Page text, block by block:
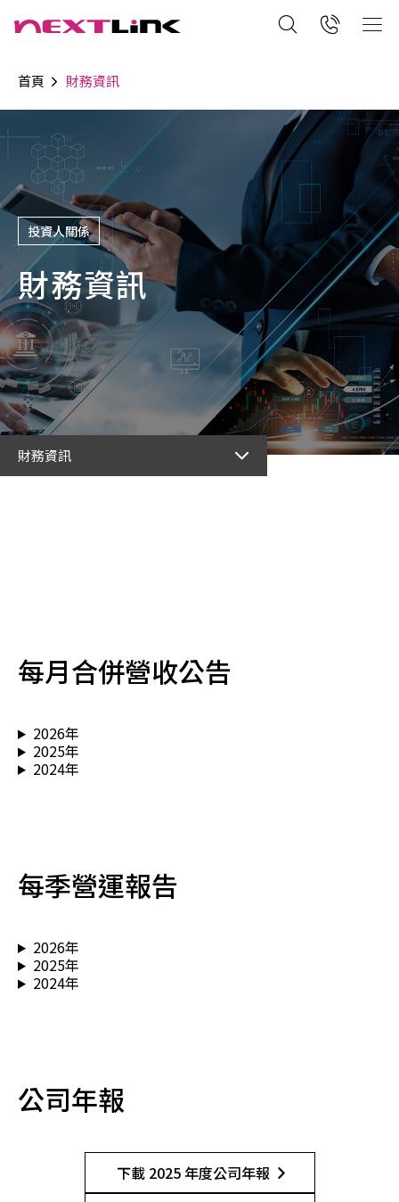
首頁 財務資訊
投資人關係
財務資訊
財務資訊
每月合併營收公告
2026年
2025年
2024年
每季營運報告
2026年
2025年
2024年
公司年報
下載 2025 年度公司年報